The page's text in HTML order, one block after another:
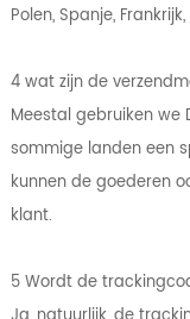
Polen, Spanje,
4 wat zijn de
Meestal gebruiken we
sommige landen een
kunnen de goederen
klant.
5 Wordt de